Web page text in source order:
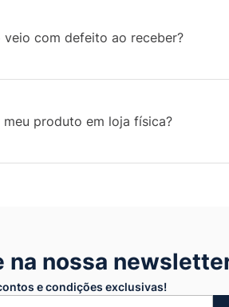
veio com defeito ao receber?
produto em loja física?
na nossa
e condições exclusivas!